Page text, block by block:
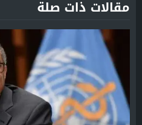
مقالات ذات صلة